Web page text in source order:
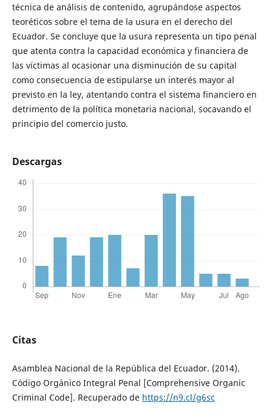
técnica de análisis de contenido, agrupándose aspectos
teoréticos sobre el tema de la usura en el derecho del
Ecuador. Se concluye que la usura representa un tipo penal
que atenta contra la capacidad económica y financiera de
las víctimas al ocasionar una disminución de su capital
como consecuencia de estipularse un interés mayor al
previsto en la ley, atentando contra el sistema financiero en
detrimento de la política monetaria nacional, socavando el
principio del comercio justo.
Descargas
Citas
Asamblea Nacional de la República del Ecuador. (2014).
Código Orgánico Integral Penal [Comprehensive Organic
Criminal Code]. Recuperado de https://n9.cl/g6sc